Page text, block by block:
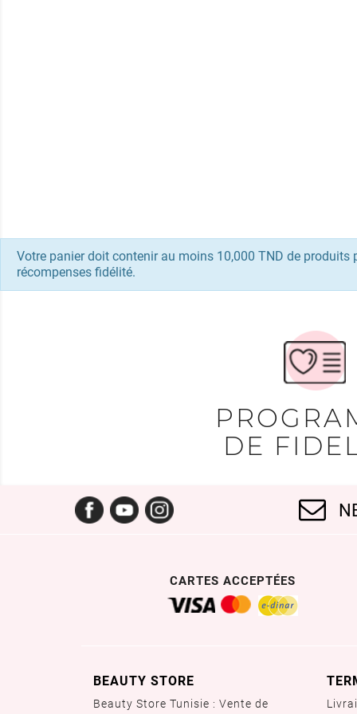
Votre panier doit contenir au moins 10,000 TND de produits
récompenses fidélité.
DE
FacebookYouTube
CARTES ACCEPTÉES
BEAUTY STORE
Beauty Store Tunisie : Vente de